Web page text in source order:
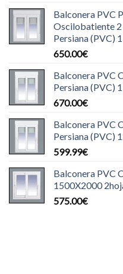
Balconera PVC
Oscilobatiente 2
Persiana (PVC)
650.00€
Balconera PVC
Persiana (PVC)
670.00€
Balconera PVC
Persiana (PVC)
599.99€
Balconera PVC
1500X2000
575.00€